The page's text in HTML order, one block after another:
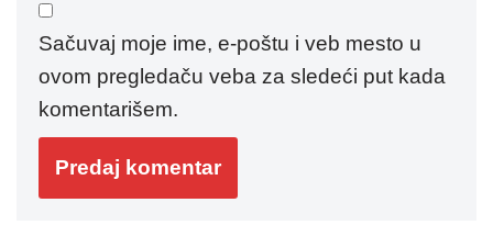
Sačuvaj moje ime, e-poštu i veb mesto u
ovom pregledaču veba za sledeći put kada
komentarišem.